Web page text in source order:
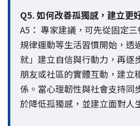
Q5. 如何改善孤獨感，建立更
A5： 專家建議，可先從固定三
規律運動等生活習慣開始，透
就」建立自信與行動力，再逐
朋友或社區的實體互動，建立
係。當心理韌性與社會支持同
於降低孤獨感，並建立面對人